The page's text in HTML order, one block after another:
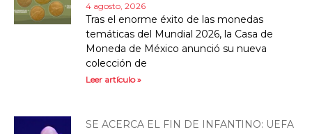
4 agosto, 2026
Tras el enorme éxito de las monedas
temáticas del Mundial 2026, la Casa de
Moneda de México anunció su nueva
colección de
Leer artículo »
SE ACERCA EL FIN DE INFANTINO: UEFA